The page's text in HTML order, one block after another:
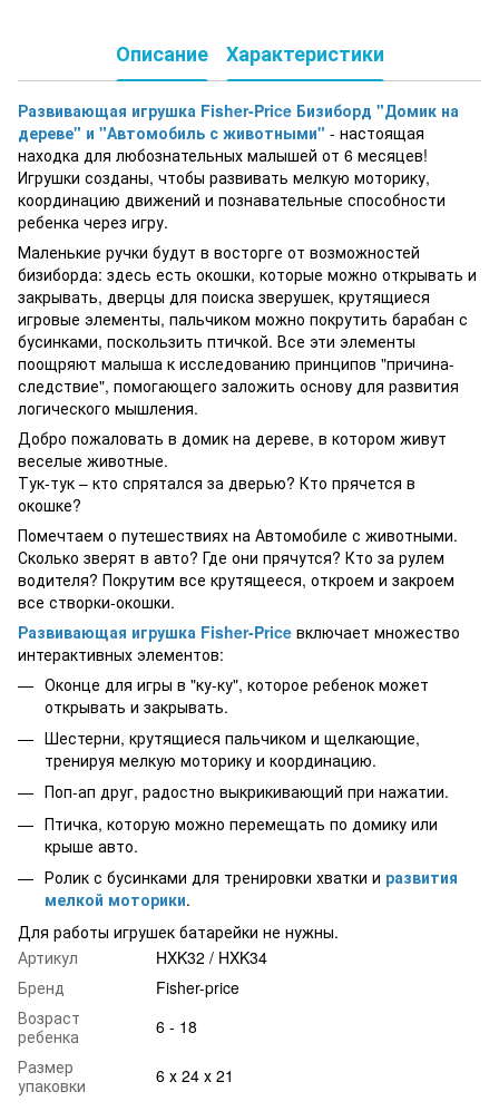
Описание Характеристики
Развивающая игрушка Fisher-Price Бизиборд "Домик на
дереве" и "Автомобиль с животными" - настоящая
находка для любознательных малышей от 6 месяцев!
Игрушки созданы, чтобы развивать мелкую моторику,
координацию движений и познавательные способности
ребенка через игру.
Маленькие ручки будут в восторге от возможностей
бизиборда: здесь есть окошки, которые можно открывать и
закрывать, дверцы для поиска зверушек, крутящиеся
игровые элементы, пальчиком можно покрутить барабан с
бусинками, поскользить птичкой. Все эти элементы
поощряют малыша к исследованию принципов "причина-
следствие", помогающего заложить основу для развития
логического мышления.
Добро пожаловать в домик на дереве, в котором живут
веселые животные.
Тук-тук – кто спрятался за дверью? Кто прячется в
окошке?
Помечтаем о путешествиях на Автомобиле с животными.
Сколько зверят в авто? Где они прячутся? Кто за рулем
водителя? Покрутим все крутящееся, откроем и закроем
все створки-окошки.
Развивающая игрушка Fisher-Price включает множество
интерактивных элементов:
Оконце для игры в "ку-ку", которое ребенок может
открывать и закрывать.
Шестерни, крутящиеся пальчиком и щелкающие,
тренируя мелкую моторику и координацию.
Поп-ап друг, радостно выкрикивающий при нажатии.
Птичка, которую можно перемещать по домику или
крыше авто.
Ролик с бусинками для тренировки хватки и развития
мелкой моторики.
Для работы игрушек батарейки не нужны.
Артикул
HXK32 / HXK34
Бренд
Fisher-price
Возраст
ребенка
6 - 18
Размер
упаковки
6 х 24 х 21